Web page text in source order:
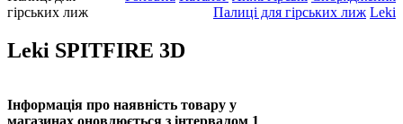
гірських лиж
Палиці для гірських лиж Leki
Leki SPITFIRE 3D
Інформація про наявність товару у
магазинах оновлюється з інтервалом 1